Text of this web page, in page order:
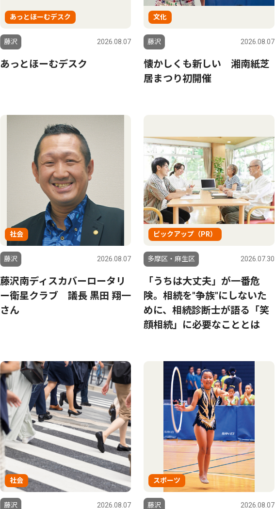
あっとほーむデスク
藤沢 2026.08.07
あっとほーむデスク
文化
藤沢 2026.08.07
懐かしくも新しい 湘南紙芝
居まつり初開催
社会
藤沢 2026.08.07
藤沢南ディスカバーロータリ
ー衛星クラブ 議長 黒田 翔一
さん
ピックアップ（PR）
多摩区・麻生区 2026.07.30
「うちは大丈夫」が一番危
険。相続を"争族"にしないた
めに、相続診断士が語る「笑
顔相続」に必要なこととは
社会
藤沢 2026.08.07
スポーツ
藤沢 2026.08.07